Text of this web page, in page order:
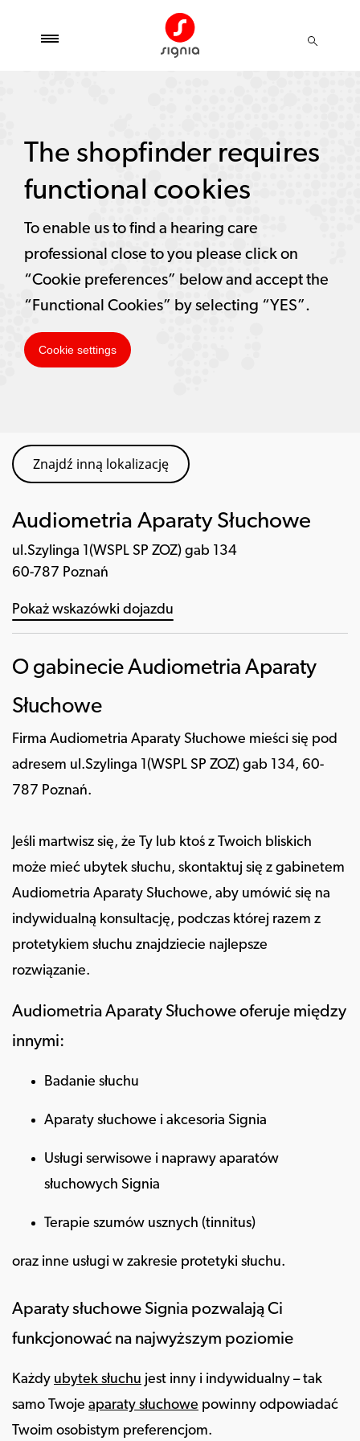
Znajdź inną lokalizację
Audiometria Aparaty Słuchowe
ul.Szylinga 1(WSPL SP ZOZ) gab 134
60-787 Poznań
Pokaż wskazówki dojazdu
O gabinecie Audiometria Aparaty
Słuchowe
Firma Audiometria Aparaty Słuchowe mieści się pod
adresem ul.Szylinga 1(WSPL SP ZOZ) gab 134, 60-
787 Poznań.
Jeśli martwisz się, że Ty lub ktoś z Twoich bliskich
może mieć ubytek słuchu, skontaktuj się z gabinetem
Audiometria Aparaty Słuchowe, aby umówić się na
indywidualną konsultację, podczas której razem z
protetykiem słuchu znajdziecie najlepsze
rozwiązanie.
Audiometria Aparaty Słuchowe oferuje między
innymi:
Badanie słuchu
Aparaty słuchowe i akcesoria Signia
Usługi serwisowe i naprawy aparatów
słuchowych Signia
Terapie szumów usznych (tinnitus)
oraz inne usługi w zakresie protetyki słuchu.
Aparaty słuchowe Signia pozwalają Ci
funkcjonować na najwyższym poziomie
Każdy ubytek słuchu jest inny i indywidualny – tak
samo Twoje aparaty słuchowe powinny odpowiadać
Twoim osobistym preferencjom.
The shopfinder requires
functional cookies
To enable us to find a hearing care
professional close to you please click on
“Cookie preferences” below and accept the
“Functional Cookies” by selecting “YES”.
Cookie settings